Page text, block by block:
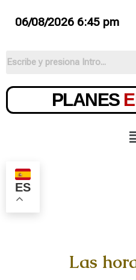
06/08/2026 6:45 pm
PLANES
ES
Las